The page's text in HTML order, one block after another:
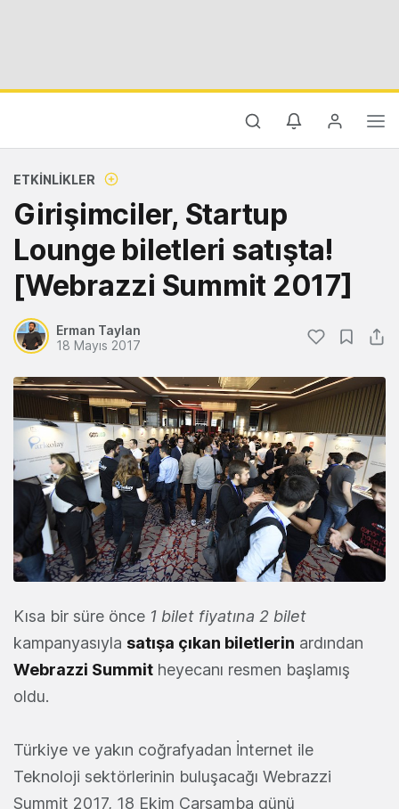
ETKINLIKLER
Girişimciler, Startup
Lounge biletleri satışta!
[Webrazzi Summit 2017]
Erman Taylan
18 Mayıs 2017
Kısa bir süre önce 1 bilet fiyatına 2 bilet
kampanyasıyla satışa çıkan biletlerin ardından
Webrazzi Summit heyecanı resmen başlamış
oldu.
Türkiye ve yakın coğrafyadan İnternet ile
Teknoloji sektörlerinin buluşacağı Webrazzi
Summit 2017, 18 Ekim Çarşamba günü